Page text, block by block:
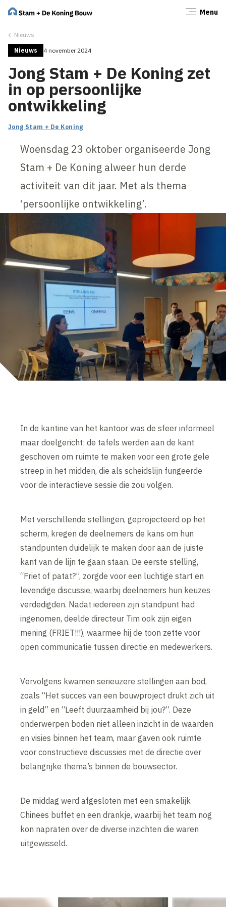
Menu
Nieuws
Nieuws 4 november 2024
Jong Stam + De Koning zet
in op persoonlijke
ontwikkeling
Jong Stam + De Koning
Woensdag 23 oktober organiseerde Jong
Stam + De Koning alweer hun derde
activiteit van dit jaar. Met als thema
‘persoonlijke ontwikkeling’.
In de kantine van het kantoor was de sfeer informeel
maar doelgericht: de tafels werden aan de kant
geschoven om ruimte te maken voor een grote gele
streep in het midden, die als scheidslijn fungeerde
voor de interactieve sessie die zou volgen.
Met verschillende stellingen, geprojecteerd op het
scherm, kregen de deelnemers de kans om hun
standpunten duidelijk te maken door aan de juiste
kant van de lijn te gaan staan. De eerste stelling,
“Friet of patat?”, zorgde voor een luchtige start en
levendige discussie, waarbij deelnemers hun keuzes
verdedigden. Nadat iedereen zijn standpunt had
ingenomen, deelde directeur Tim ook zijn eigen
mening (FRIET!!!), waarmee hij de toon zette voor
open communicatie tussen directie en medewerkers.
Vervolgens kwamen serieuzere stellingen aan bod,
zoals “Het succes van een bouwproject drukt zich uit
in geld” en “Leeft duurzaamheid bij jou?”. Deze
onderwerpen boden niet alleen inzicht in de waarden
en visies binnen het team, maar gaven ook ruimte
voor constructieve discussies met de directie over
belangrijke thema’s binnen de bouwsector.
De middag werd afgesloten met een smakelijk
Chinees buffet en een drankje, waarbij het team nog
kon napraten over de diverse inzichten die waren
uitgewisseld.
Sluiten